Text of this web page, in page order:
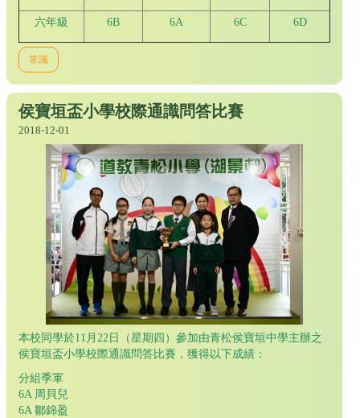
六年級 6B 6A 6C 6D
常識
侯寶垣盃小學校際通識問答比賽
2018-12-01
本校同學於11月22日（星期四）參加由青松侯寶垣中學主辦之
侯寶垣盃小學校際通識問答比賽，獲得以下成績：
分組季軍
6A 周貝兒
6A 鄒錦盈